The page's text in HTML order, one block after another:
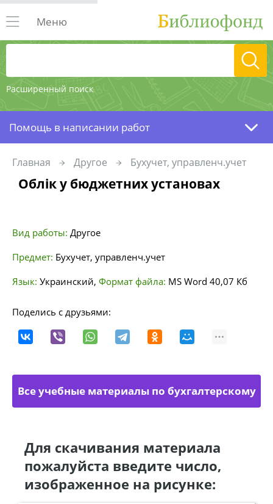
Расширенный поиск
Меню
Помощь в написании работ
Главная Другое Бухучет, управленч.учет
Облік у бюджетних установах
Вид работы: Другое
Предмет: Бухучет, управленч.учет
Язык: Украинский, Формат файла: MS Word 40,07 Кб
Поделись с друзьями:
Все учебные материалы по бухгалтерскому
Для скачивания материала
пожалуйста введите число,
изображенное на рисунке: